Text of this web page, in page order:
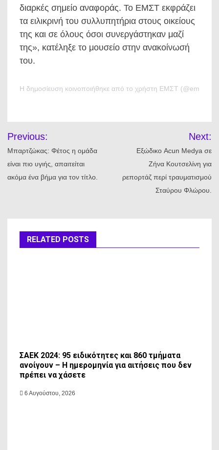
διαρκές σημείο αναφοράς. Το ΕΜΣΤ εκφράζει
τα ειλικρινή του συλλυπητήρια στους οικείους
της και σε όλους όσοι συνεργάστηκαν μαζί
της», κατέληξε το μουσείο στην ανακοίνωσή
του.
Η δημοσίευση κοινοποιήθηκε από το χρήστη ΕΜΣΤ
άρθρων
Previous:
Μπαρτζώκας: Φέτος η ομάδα
είναι πιο υγιής, απαιτείται
ακόμα ένα βήμα για τον τίτλο.
Next:
Εξώδικο Acun Medya σε
Ζήνα Κουτσελίνη για
ρεπορτάζ περί τραυματισμού
Σταύρου Φλώρου.
RELATED POSTS
ΣΑΕΚ 2024: 95 ειδικότητες και 860 τμήματα
ανοίγουν – Η ημερομηνία για αιτήσεις που δεν
πρέπει να χάσετε
6 Αυγούστου, 2026